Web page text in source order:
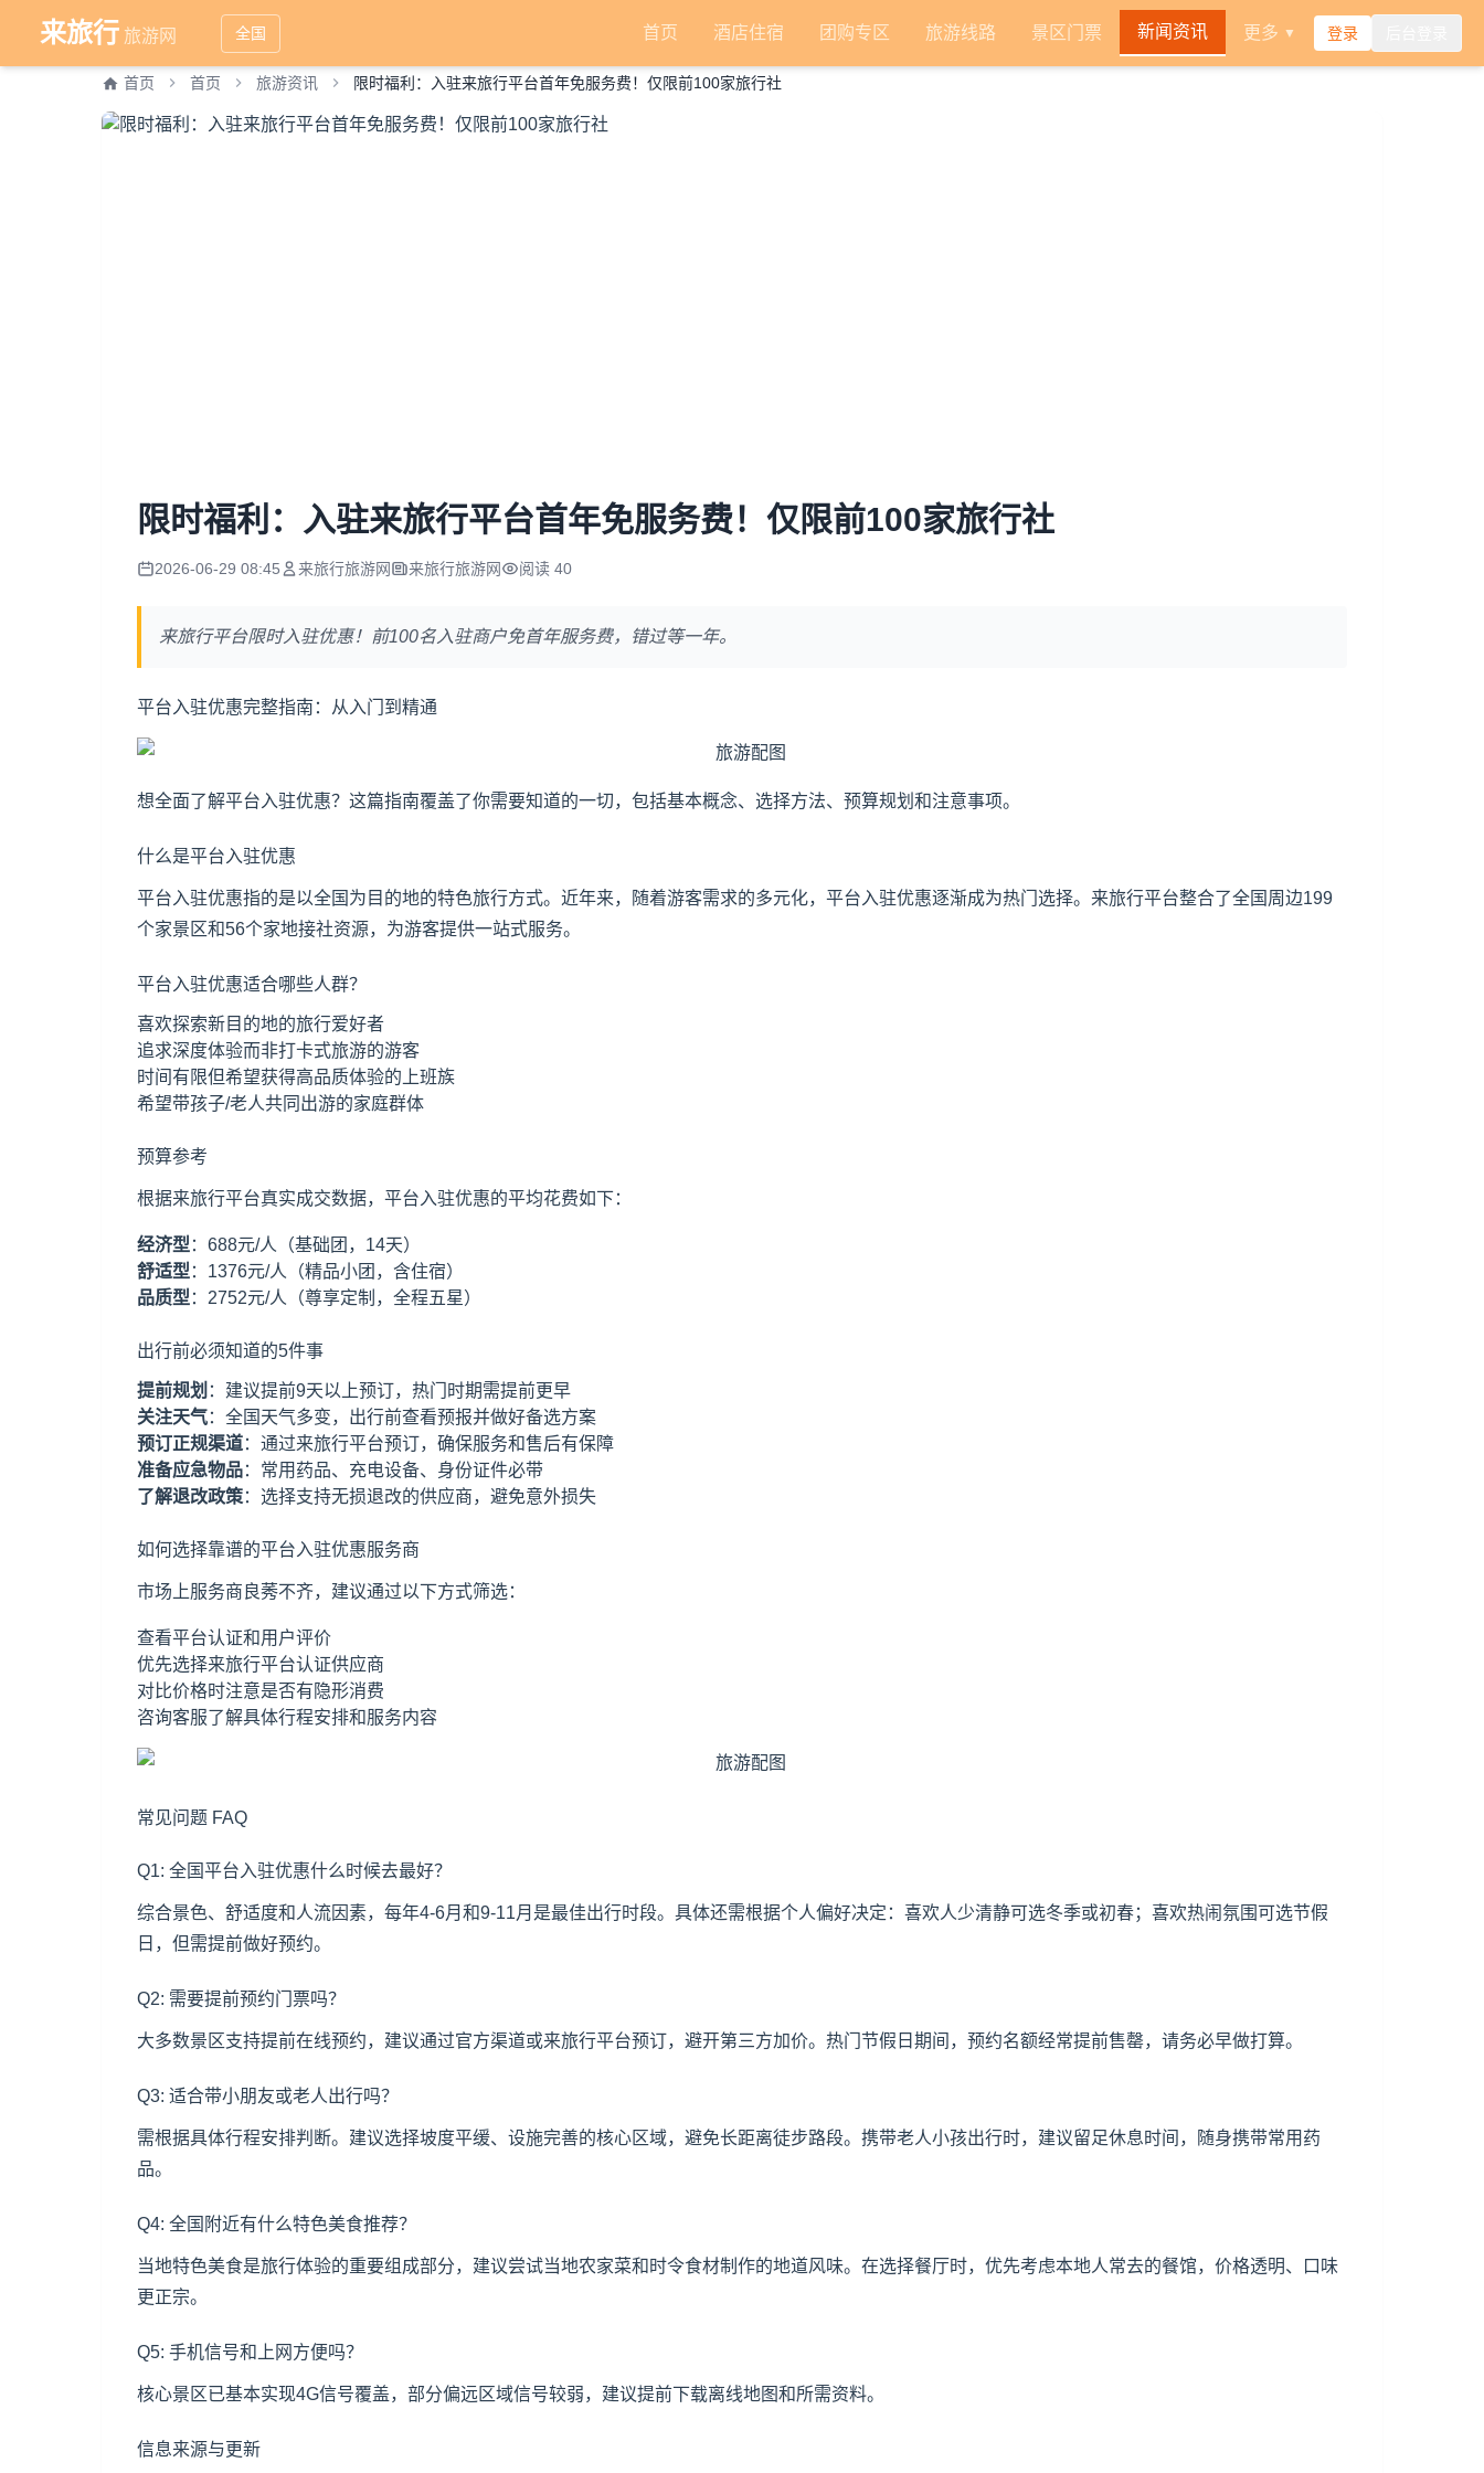
来旅行 旅游网 全国 首页 酒店住宿 团购专区 旅游线路 景区门票 新闻资讯 更多 ▼ 登录
首页 首页 旅游资讯 限时福利：入驻来旅行平台首年免服务费！仅限前100家旅行社
限时福利：入驻来旅行平台首年免服务费！仅限前100家旅行社
2026-06-29 08:45 来旅行旅游网 来旅行旅游网 阅读 40
来旅行平台限时入驻优惠！前100名入驻商户免首年服务费，错过等一年。
平台入驻优惠完整指南：从入门到精通
想全面了解平台入驻优惠？这篇指南覆盖了你需要知道的一切，包括基本概念、选择方法、预算规划和注意事项。
什么是平台入驻优惠
平台入驻优惠指的是以全国为目的地的特色旅行方式。近年来，随着游客需求的多元化，平台入驻优惠逐渐成为热门选择。来旅行平台整合了全国周边199
个家景区和56个家地接社资源，为游客提供一站式服务。
平台入驻优惠适合哪些人群？
喜欢探索新目的地的旅行爱好者
追求深度体验而非打卡式旅游的游客
时间有限但希望获得高品质体验的上班族
希望带孩子/老人共同出游的家庭群体
预算参考
根据来旅行平台真实成交数据，平台入驻优惠的平均花费如下：
经济型 ：688元/人（基础团，14天）
舒适型 ：1376元/人（精品小团，含住宿）
品质型 ：2752元/人（尊享定制，全程五星）
出行前必须知道的5件事
提前规划 ：建议提前9天以上预订，热门时期需提前更早
关注天气：全国天气多变，出行前查看预报并做好备选方案
预订正规渠道：通过来旅行平台预订，确保服务和售后有保障
准备应急物品：常用药品、充电设备、身份证件必带
了解退改政策：选择支持无损退改的供应商，避免意外损失
如何选择靠谱的平台入驻优惠服务商
市场上服务商良莠不齐，建议通过以下方式筛选：
查看平台认证和用户评价
优先选择来旅行平台认证供应商
对比价格时注意是否有隐形消费
咨询客服了解具体行程安排和服务内容
常见问题 FAQ
Q1: 全国平台入驻优惠什么时候去最好？
综合景色、舒适度和人流因素，每年4-6月和9-11月是最佳出行时段。具体还需根据个人偏好决定：喜欢人少清静可选冬季或初春；喜欢热闹氛围可选节假
日，但需提前做好预约。
Q2: 需要提前预约门票吗？
大多数景区支持提前在线预约，建议通过官方渠道或来旅行平台预订，避开第三方加价。热门节假日期间，预约名额经常提前售罄，请务必早做打算。
Q3: 适合带小朋友或老人出行吗？
需根据具体行程安排判断。建议选择坡度平缓、设施完善的核心区域，避免长距离徒步路段。携带老人小孩出行时，建议留足休息时间，随身携带常用药
品。
Q4: 全国附近有什么特色美食推荐？
当地特色美食是旅行体验的重要组成部分，建议尝试当地农家菜和时令食材制作的地道风味。在选择餐厅时，优先考虑本地人常去的餐馆，价格透明、口味
更正宗。
Q5: 手机信号和上网方便吗？
核心景区已基本实现4G信号覆盖，部分偏远区域信号较弱，建议提前下载离线地图和所需资料。
信息来源与更新